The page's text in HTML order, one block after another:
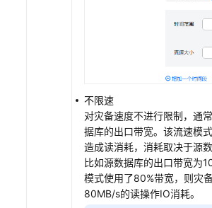
不限速
对灾备速度不进行限制，通
据库的出口带宽。该流速模
造成读消耗，消耗取决于源
比如源数据库的出口带宽为
模式使用了80%带宽，则灾
80MB/s的读操作IO消耗。